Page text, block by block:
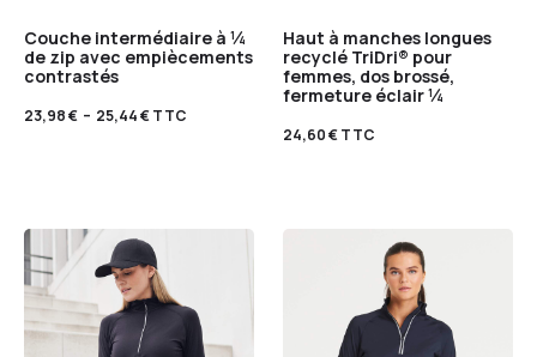
Couche intermédiaire à ¼
de zip avec empiècements
contrastés
23,98€ – 25,44€TTC
Haut à manches longues
recyclé TriDri® pour
femmes, dos brossé,
fermeture éclair ¼
24,60€TTC